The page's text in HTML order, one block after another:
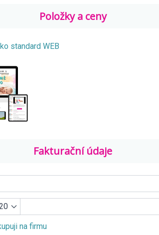
Položky a ceny
standard WEB
Fakturační údaje
na firmu